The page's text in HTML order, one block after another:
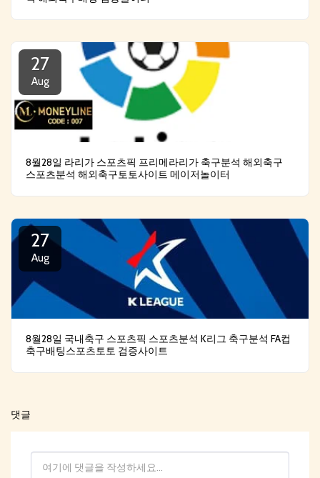
27
Aug
8월28일 라리가 스포츠픽 프리메라리가 축구분석 해외축구
스포츠분석 해외축구토토사이트 메이저놀이터
27
Aug
8월28일 국내축구 스포츠픽 스포츠분석 K리그 축구분석 FA컵
축구배팅스포츠토토 검증사이트
댓글